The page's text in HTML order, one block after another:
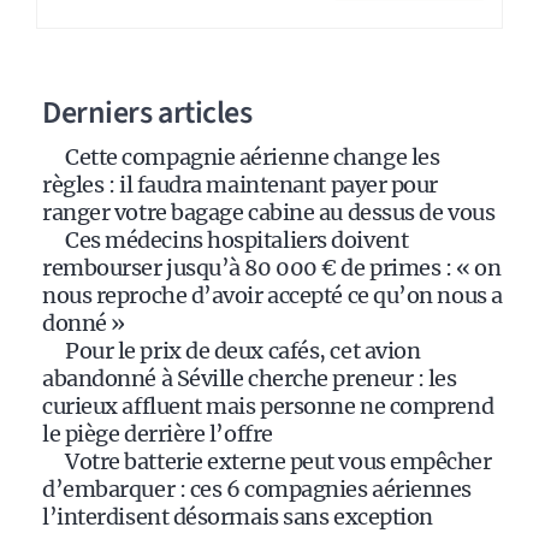
Derniers articles
Cette compagnie aérienne change les
règles : il faudra maintenant payer pour
ranger votre bagage cabine au dessus de vous
Ces médecins hospitaliers doivent
rembourser jusqu’à 80 000 € de primes : « on
nous reproche d’avoir accepté ce qu’on nous a
donné »
Pour le prix de deux cafés, cet avion
abandonné à Séville cherche preneur : les
curieux affluent mais personne ne comprend
le piège derrière l’offre
Votre batterie externe peut vous empêcher
d’embarquer : ces 6 compagnies aériennes
l’interdisent désormais sans exception